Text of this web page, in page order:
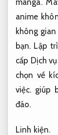
anime
không
bạn. Lập
cấp Dịch
chọn về
việc. giúp
đáo.
Linh kiện.